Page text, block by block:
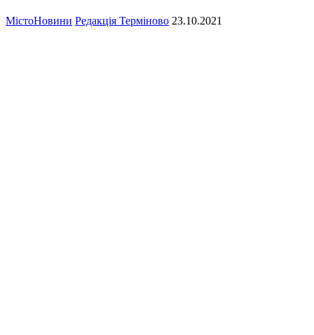
МістоНовини Редакція Терміново 23.10.2021